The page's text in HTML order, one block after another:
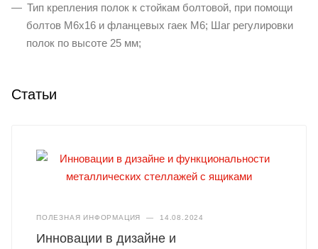
Тип крепления полок к стойкам болтовой, при помощи
болтов М6х16 и фланцевых гаек М6; Шаг регулировки
полок по высоте 25 мм;
Статьи
ПОЛЕЗНАЯ ИНФОРМАЦИЯ — 14.08.2024
Инновации в дизайне и